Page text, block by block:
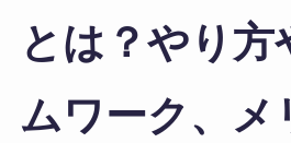
とは？やり方
ムワーク、メ